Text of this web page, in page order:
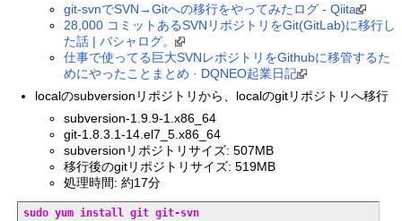
git-svnでSVN→Gitへの移行をやってみたログ - Qiita
28,000 コミットあるSVNリポジトリをGit(GitLab)に移行し
た話 | バシャログ。
仕事で使ってる巨大SVNレポジトリをGithubに移管するた
めにやったことまとめ · DQNEO起業日記
localのsubversionリポジトリから、localのgitリポジトリへ移行
subversion-1.9.9-1.x86_64
git-1.8.3.1-14.el7_5.x86_64
subversionリポジトリサイズ: 507MB
移行後のgitリポジトリサイズ: 519MB
処理時間: 約17分
sudo yum install git git-svn